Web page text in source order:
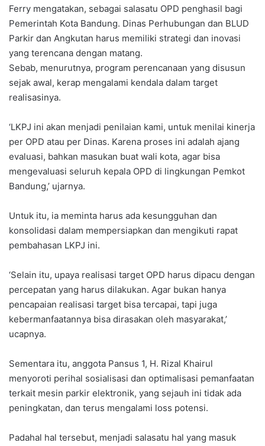
Ferry mengatakan, sebagai salasatu OPD penghasil bagi
Pemerintah Kota Bandung. Dinas Perhubungan dan BLUD
Parkir dan Angkutan harus memiliki strategi dan inovasi
yang terencana dengan matang.
Sebab, menurutnya, program perencanaan yang disusun
sejak awal, kerap mengalami kendala dalam target
realisasinya.
‘LKPJ ini akan menjadi penilaian kami, untuk menilai kinerja
per OPD atau per Dinas. Karena proses ini adalah ajang
evaluasi, bahkan masukan buat wali kota, agar bisa
mengevaluasi seluruh kepala OPD di lingkungan Pemkot
Bandung,’ ujarnya.
Untuk itu, ia meminta harus ada kesungguhan dan
konsolidasi dalam mempersiapkan dan mengikuti rapat
pembahasan LKPJ ini.
‘Selain itu, upaya realisasi target OPD harus dipacu dengan
percepatan yang harus dilakukan. Agar bukan hanya
pencapaian realisasi target bisa tercapai, tapi juga
kebermanfaatannya bisa dirasakan oleh masyarakat,’
ucapnya.
Sementara itu, anggota Pansus 1, H. Rizal Khairul
menyoroti perihal sosialisasi dan optimalisasi pemanfaatan
terkait mesin parkir elektronik, yang sejauh ini tidak ada
peningkatan, dan terus mengalami loss potensi.
Padahal hal tersebut, menjadi salasatu hal yang masuk